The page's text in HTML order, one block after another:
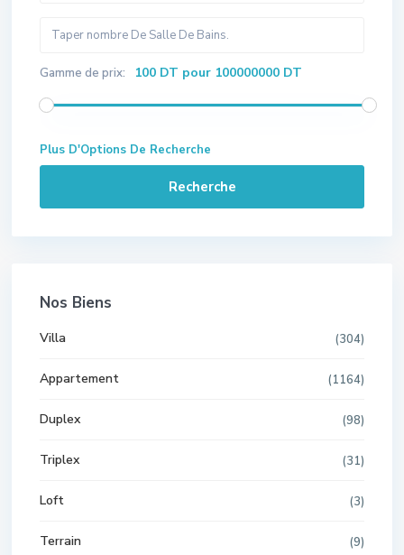
Gamme de prix: 100 DT pour 100000000 DT
Plus D'Options De Recherche
Recherche
Nos Biens
Villa (304)
Appartement (1164)
Duplex (98)
Triplex (31)
Loft (3)
Terrain (9)